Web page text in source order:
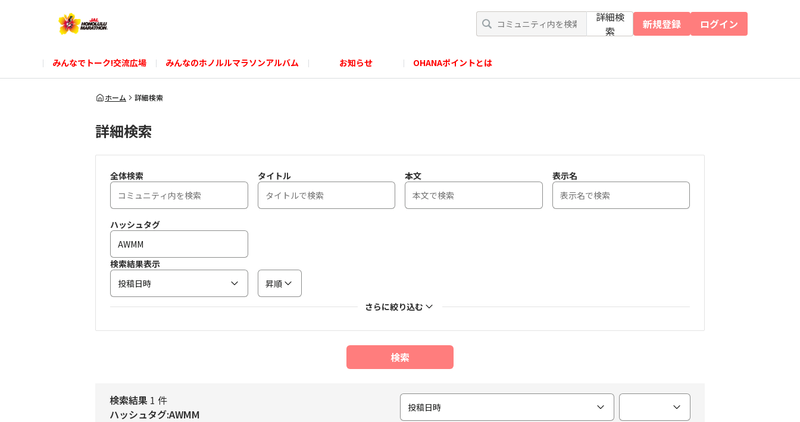
詳細検
索
新規登録 ログイン
みんなでトーク!交流広場 みんなのホノルルマラソンアルバム お知らせ OHANAポイントとは
ホーム 詳細検索
詳細検索
全体検索 タイトル 本文 表示名
ハッシュタグ
検索結果表示
投稿日時
昇順
さらに絞り込む
検索
検索結果 1 件
ハッシュタグ:AWMM
投稿日時